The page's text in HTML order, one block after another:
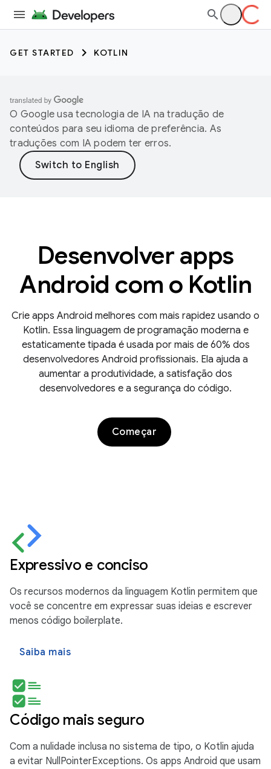
GET STARTED KOTLIN
O Google usa tecnologia de IA na tradução de
conteúdos para seu idioma de preferência. As
traduções com IA podem ter erros.
Desenvolver apps
Android com o Kotlin
Crie apps Android melhores com mais rapidez usando o
Kotlin. Essa linguagem de programação moderna e
estaticamente tipada é usada por mais de 60% dos
desenvolvedores Android profissionais. Ela ajuda a
aumentar a produtividade, a satisfação dos
desenvolvedores e a segurança do código.
Começar
Expressivo e conciso
Os recursos modernos da linguagem Kotlin permitem que
você se concentre em expressar suas ideias e escrever
menos código boilerplate.
Saiba mais
Código mais seguro
Com a nulidade inclusa no sistema de tipo, o Kotlin ajuda
a evitar NullPointerExceptions. Os apps Android que usam